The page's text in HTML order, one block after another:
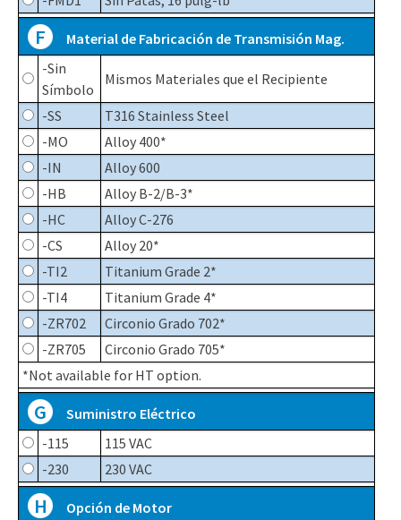
F
Material de Fabricación de Transmisión Mag.
-Sin
Símbolo
Mismos Materiales que el Recipiente
-SS
T316 Stainless Steel
-MO
Alloy 400*
-IN
Alloy 600
-HB
Alloy B-2/B-3*
-HC
Alloy C-276
-CS
Alloy 20*
-TI2
Titanium Grade 2*
-TI4
Titanium Grade 4*
-ZR702
Circonio Grado 702*
-ZR705
Circonio Grado 705*
*Not available for HT option.
G
Suministro Eléctrico
-115
115 VAC
-230
230 VAC
H
Opción de Motor